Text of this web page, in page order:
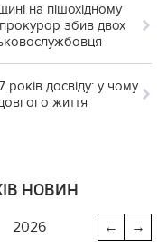
на пішохідному
прокурор збив двох
років досвіду: у чому
життя
НОВИН
→
←
2026